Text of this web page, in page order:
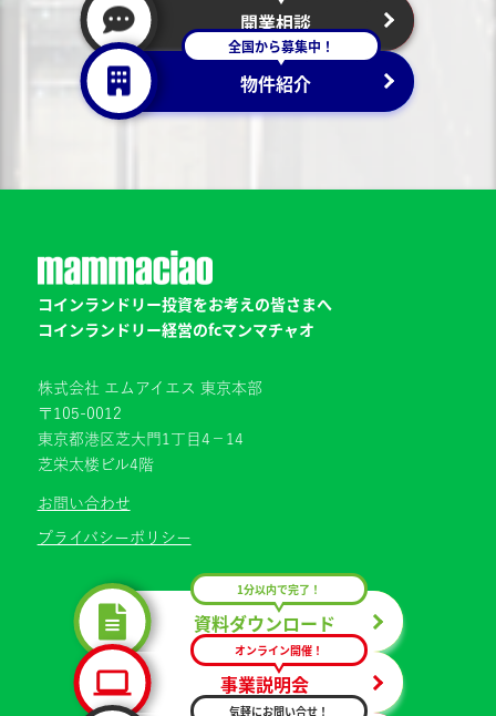
開業相談
物件紹介
全国から募集中！
コインランドリー投資をお考えの皆さまへ
コインランドリー経営のfcマンマチャオ
株式会社 エムアイエス 東京本部
〒105-0012
東京都港区芝大門1丁目4−14
芝栄太楼ビル4階
お問い合わせ
プライバシーポリシー
資料ダウンロード
1分以内で完了！
事業説明会
オンライン開催！
気軽にお問い合せ！